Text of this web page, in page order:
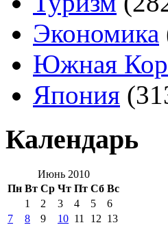
Экономика
Южная
Япония
Календарь
Июнь 2010
Пн Вт Ср Чт Пт Сб Вс
1 2 3 4 5
6
7
8 9 10 11 12 13